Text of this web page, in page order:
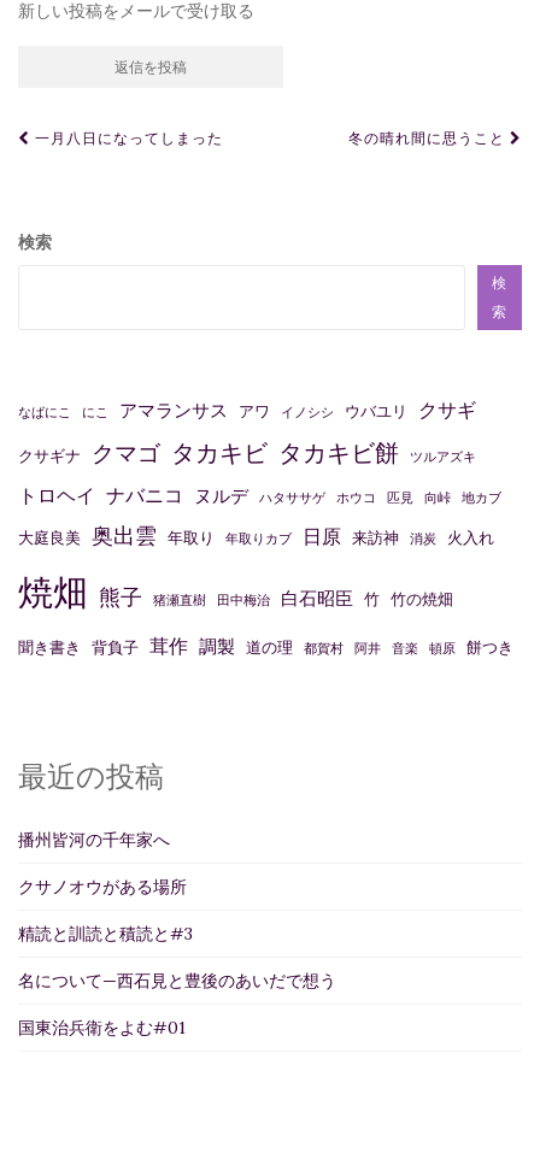
新しい投稿をメールで受け取る
投
ビ
ン
一月八日になってしまった 冬の晴れ間に思うこと
検索
検
索
なばにこ にこ アマランサス アワ イノシシ ウバユリ クサギ
クサギナ クマゴ タカキビ タカキビ餅 ツルアズキ
トロヘイ ナバニコ ヌルデ ハタササゲ ホウコ 匹見 向峠 地カブ
大庭良美 奥出雲 年取り 年取りカブ 日原 来訪神 消炭 火入れ
焼畑 熊子 猪瀬直樹 田中梅治 白石昭臣 竹 竹の焼畑
聞き書き 背負子 茸作 調製 道の理 都賀村 阿井 音楽 頓原 餅つき
最近の投稿
播州皆河の千年家へ
クサノオウがある場所
精読と訓読と積読と#3
名について—西石見と豊後のあいだで想う
国東治兵衛をよむ#01